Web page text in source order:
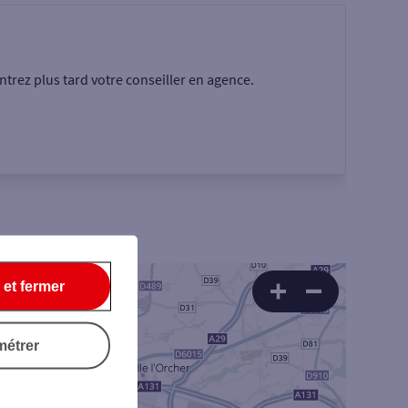
Rechercher
plus tard votre conseiller en agence.
7
fermer